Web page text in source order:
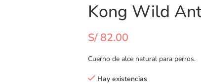
Kong Wild
S/82.00
Cuerno de alce natural para perros.
Hay existencias